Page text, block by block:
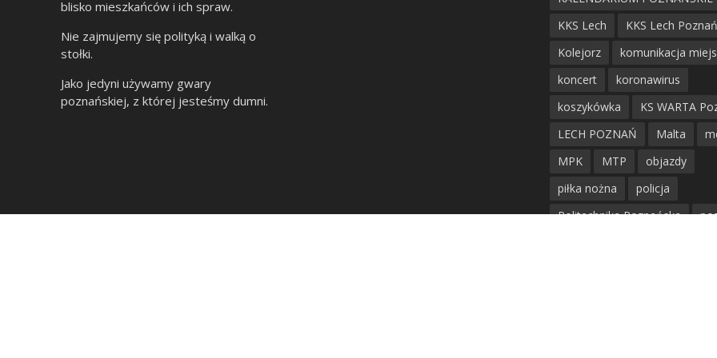
blisko mieszkańców i ich spraw.
Nie zajmujemy się polityką i walką o
stołki.
Jako jedyni używamy gwary
poznańskiej, z której jesteśmy dumni.
KKS Lech
KKS Lech Poznań
Kolejorz
komunikacja
koncert
koronawirus
koszykówka
KS WARTA
LECH POZNAŃ
Malta
MPK
MTP
objazdy
piłka nożna
policja
Politechnika Poznańska